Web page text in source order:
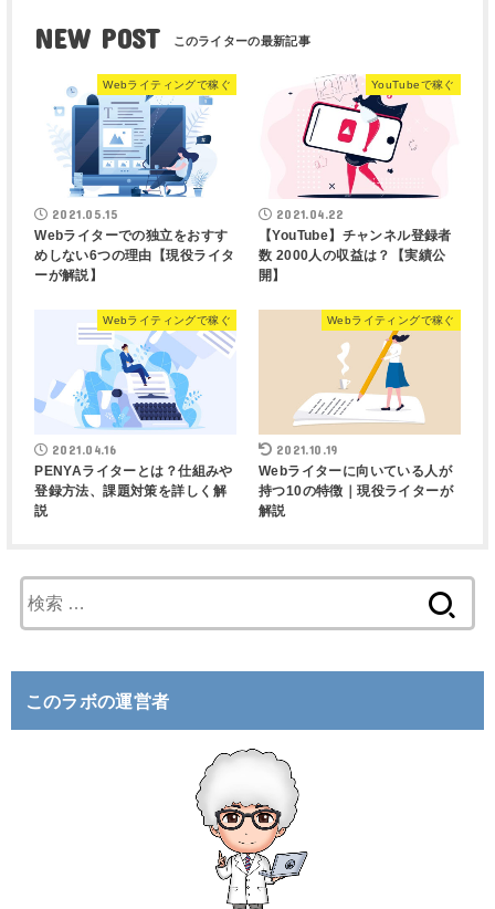
NEW POST
Webライティングで稼ぐ
2021.05.15
Webライターでの独立をおすす
めしない6つの理由【現役ライタ
ーが解説】
YouTubeで稼ぐ
2021.04.22
【YouTube】チャンネル登録者
数 2000人の収益は？【実績公
開】
Webライティングで稼ぐ
2021.04.16
PENYAライターとは？仕組みや
登録方法、課題対策を詳しく解
説
Webライティングで稼ぐ
2021.10.19
Webライターに向いている人が
持つ10の特徴｜現役ライターが
解説
索
このラボの運営者